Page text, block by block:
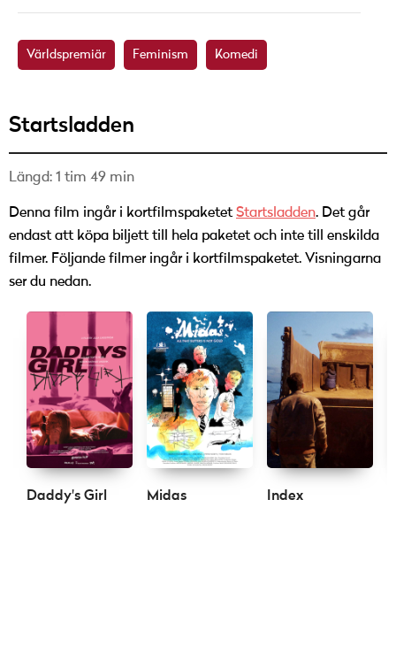
Världspremiär Feminism Komedi
Startsladden
Längd: 1 tim 49 min
Denna film ingår i kortfilmspaketetStartsladden. Det går
endast att köpa biljett till hela paketet och inte till enskilda
filmer. Följande filmer ingår i kortfilmspaketet. Visningarna
ser du nedan.
Daddy's Girl Midas Index